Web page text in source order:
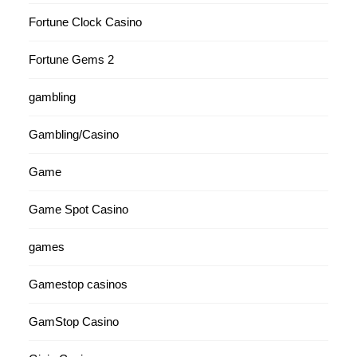
Fortune Clock Casino
Fortune Gems 2
gambling
Gambling/Casino
Game
Game Spot Casino
games
Gamestop casinos
GamStop Casino